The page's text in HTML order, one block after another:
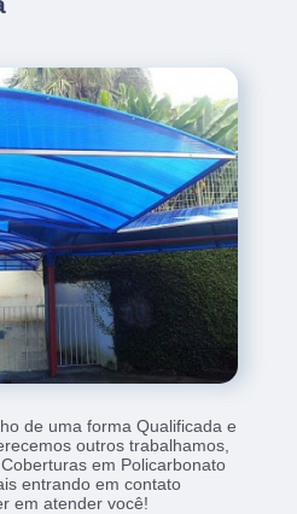
de uma forma Qualificada e
outros trabalhamos,
em Policarbonato
entrando em contato
em atender você!